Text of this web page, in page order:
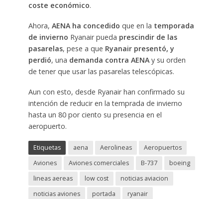
coste económico.
Ahora, AENA ha concedido que en la temporada
de invierno Ryanair pueda prescindir de las
pasarelas, pese a que Ryanair presentó, y
perdió, una demanda contra AENAy su orden
de tener que usar las pasarelas telescópicas.
Aun con esto, desde Ryanair han confirmado su
intención de reducir en la temprada de invierno
hasta un 80 por ciento su presencia en el
aeropuerto.
Etiquetas aena Aerolineas
Aeropuertos
Aviones
Aviones comerciales B-737
boeing
lineas aereas
low cost
noticias aviacion
noticias aviones
portada
ryanair